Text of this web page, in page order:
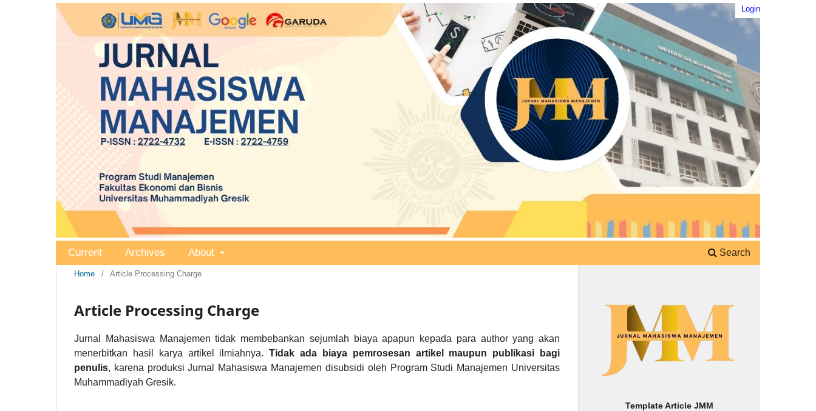
Current Archives About Search
Login
Home / Article Processing Charge
Article Processing Charge
Jurnal Mahasiswa Manajemen tidak membebankan sejumlah biaya apapun kepada para author yang akan
menerbitkan hasil karya artikel ilmiahnya.Tidak ada biaya pemrosesan artikel maupun publikasi bagi
penulis, karena produksi Jurnal Mahasiswa Manajemen disubsidi oleh Program Studi Manajemen Universitas
Muhammadiyah Gresik.
Template Article JMM